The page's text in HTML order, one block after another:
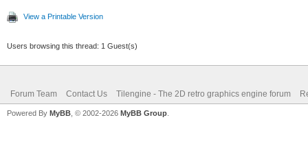
View a Printable Version
Users browsing this thread: 1 Guest(s)
Forum Team Contact Us Tilengine - The 2D retro graphics engine forum
Powered By MyBB , © 2002-2026 MyBB Group